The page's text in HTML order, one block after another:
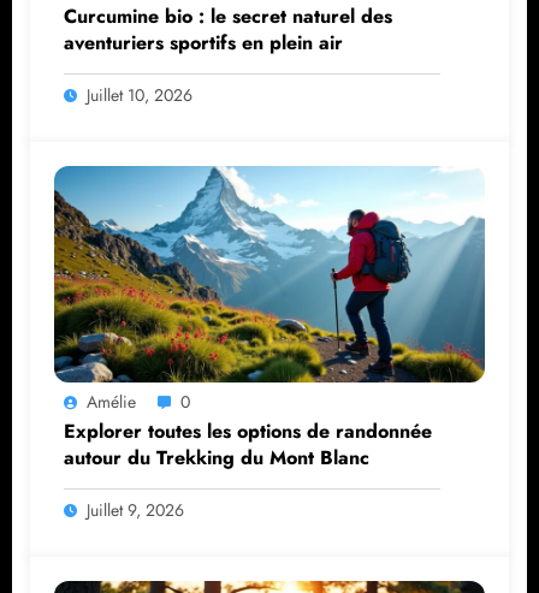
Curcumine bio : le secret naturel des
aventuriers sportifs en plein air
Juillet 10, 2026
Amélie 0
Explorer toutes les options de randonnée
autour du Trekking du Mont Blanc
Juillet 9, 2026